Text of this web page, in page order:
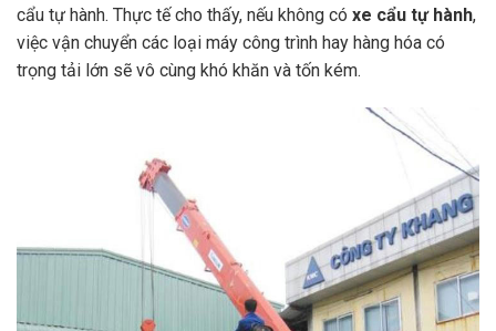
cẩu tự hành. Thực tế cho thấy, nếu không có xe cẩu tự hành,
việc vận chuyển các loại máy công trình hay hàng hóa có
trọng tải lớn sẽ vô cùng khó khăn và tốn kém.